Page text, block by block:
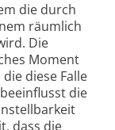
die durch
räumlich
Die
Moment
diese Falle
die
dass die